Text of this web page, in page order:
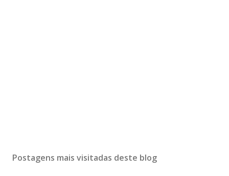
Postagens mais visitadas deste blog